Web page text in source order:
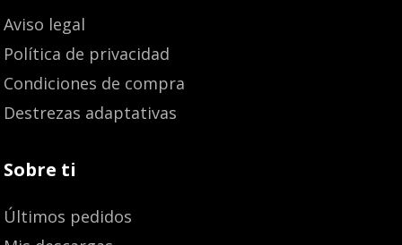
Aviso legal
Política de privacidad
Condiciones de compra
Destrezas adaptativas
Sobre ti
Últimos pedidos